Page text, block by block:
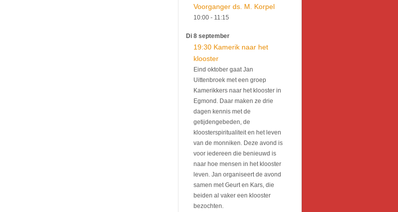
Voorganger ds. M. Korpel
10:00 - 11:15
Di 8 september
19:30 Kamerik naar het
klooster
Eind oktober gaat Jan
Uittenbroek met een groep
Kamerikkers naar het klooster in
Egmond. Daar maken ze drie
dagen kennis met de
getijdengebeden, de
kloosterspiritualiteit en het leven
van de monniken. Deze avond is
voor iedereen die benieuwd is
naar hoe mensen in het klooster
leven. Jan organiseert de avond
samen met Geurt en Kars, die
beiden al vaker een klooster
bezochten.